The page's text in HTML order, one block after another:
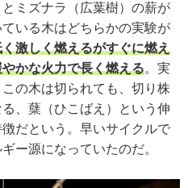
ミズナラ（広葉樹）の薪が
いる木はどちらかの実験が
激しく燃えるがすぐに燃え
かな火力で長く燃える。実
の木は切られても、切り株
、蘖（ひこばえ）という伸
だという。早いサイクルで
ー源になっていたのだ。